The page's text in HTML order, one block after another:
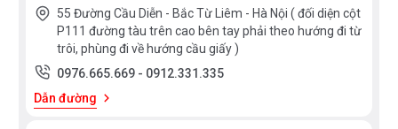
55 Đường Cầu Diễn - Bắc Từ Liêm - Hà Nội ( đối diện cột
P111 đường tàu trên cao bên tay phải theo hướng đi từ
trôi, phùng đi về hướng cầu giấy )
0976.665.669 - 0912.331.335
Dẫn đường